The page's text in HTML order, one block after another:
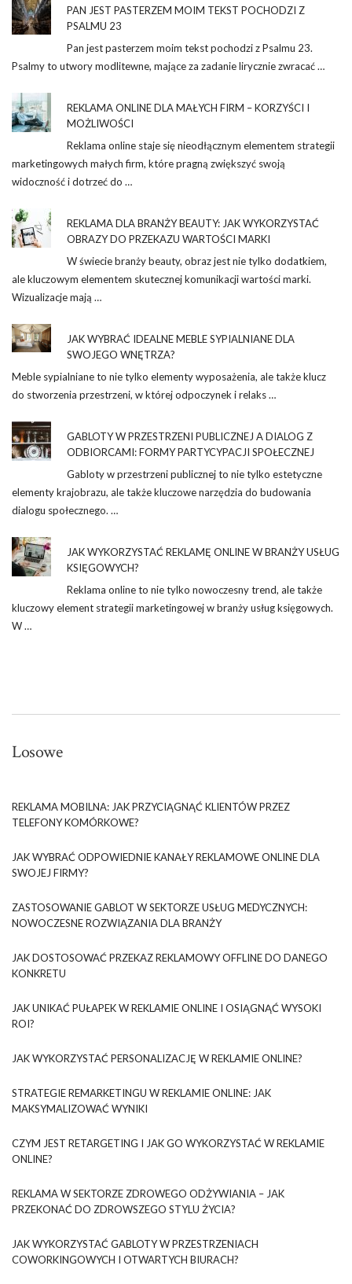
PAN JEST PASTERZEM MOIM TEKST POCHODZI Z
PSALMU 23
Pan jest pasterzem moim tekst pochodzi z Psalmu 23.
Psalmy to utwory modlitewne, mające za zadanie lirycznie zwracać …
REKLAMA ONLINE DLA MAŁYCH FIRM – KORZYŚCI I
MOŻLIWOŚCI
Reklama online staje się nieodłącznym elementem strategii
marketingowych małych firm, które pragną zwiększyć swoją
widoczność i dotrzeć do …
REKLAMA DLA BRANŻY BEAUTY: JAK WYKORZYSTAĆ
OBRAZY DO PRZEKAZU WARTOŚCI MARKI
W świecie branży beauty, obraz jest nie tylko dodatkiem,
ale kluczowym elementem skutecznej komunikacji wartości marki.
Wizualizacje mają …
JAK WYBRAĆ IDEALNE MEBLE SYPIALNIANE DLA
SWOJEGO WNĘTRZA?
Meble sypialniane to nie tylko elementy wyposażenia, ale także klucz
do stworzenia przestrzeni, w której odpoczynek i relaks …
GABLOTY W PRZESTRZENI PUBLICZNEJ A DIALOG Z
ODBIORCAMI: FORMY PARTYCYPACJI SPOŁECZNEJ
Gabloty w przestrzeni publicznej to nie tylko estetyczne
elementy krajobrazu, ale także kluczowe narzędzia do budowania
dialogu społecznego. …
JAK WYKORZYSTAĆ REKLAMĘ ONLINE W BRANŻY USŁUG
KSIĘGOWYCH?
Reklama online to nie tylko nowoczesny trend, ale także
kluczowy element strategii marketingowej w branży usług księgowych.
W …
Losowe
REKLAMA MOBILNA: JAK PRZYCIĄGNĄĆ KLIENTÓW PRZEZ
TELEFONY KOMÓRKOWE?
JAK WYBRAĆ ODPOWIEDNIE KANAŁY REKLAMOWE ONLINE DLA
SWOJEJ FIRMY?
ZASTOSOWANIE GABLOT W SEKTORZE USŁUG MEDYCZNYCH:
NOWOCZESNE ROZWIĄZANIA DLA BRANŻY
JAK DOSTOSOWAĆ PRZEKAZ REKLAMOWY OFFLINE DO DANEGO
KONKRETU
JAK UNIKAĆ PUŁAPEK W REKLAMIE ONLINE I OSIĄGNĄĆ WYSOKI
ROI?
JAK WYKORZYSTAĆ PERSONALIZACJĘ W REKLAMIE ONLINE?
STRATEGIE REMARKETINGU W REKLAMIE ONLINE: JAK
MAKSYMALIZOWAĆ WYNIKI
CZYM JEST RETARGETING I JAK GO WYKORZYSTAĆ W REKLAMIE
ONLINE?
REKLAMA W SEKTORZE ZDROWEGO ODŻYWIANIA – JAK
PRZEKONAĆ DO ZDROWSZEGO STYLU ŻYCIA?
JAK WYKORZYSTAĆ GABLOTY W PRZESTRZENIACH
COWORKINGOWYCH I OTWARTYCH BIURACH?